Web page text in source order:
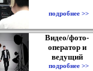
подробнее >>
Видео/фото-
оператор и
ведущий
подробнее >>